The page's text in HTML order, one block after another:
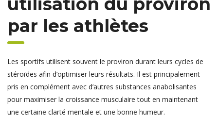
par les athlètes
Les sportifs utilisent souvent le proviron durant leurs cycles de
stéroïdes afin d’optimiser leurs résultats. Il est principalement
pris en complément avec d’autres substances anabolisantes
pour maximiser la croissance musculaire tout en maintenant
une certaine clarté mentale et une bonne humeur.